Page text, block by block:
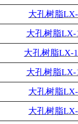
大孔树脂
大孔树脂LX-
大孔树脂LX-
大孔树脂LX-
大孔树脂
大孔树脂